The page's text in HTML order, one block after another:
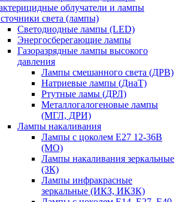
облучатели и лампы
света (лампы)
Светодиодные лампы (LED)
Энергосберегающие лампы
Газоразрядные лампы высокого
давления
Лампы смешанного света (ДРВ)
Натриевые лампы (ДнаТ)
Ртутные ламы (ДРЛ)
Металлогалогеновые лампы
(МГЛ, ДРИ)
Лампы накаливания
Лампы с цоколем Е27 12-36В
(МО)
Лампы накаливания зеркальные
(ЗК)
Лампы инфракрасные
зеркальные (ИКЗ, ИКЗК)